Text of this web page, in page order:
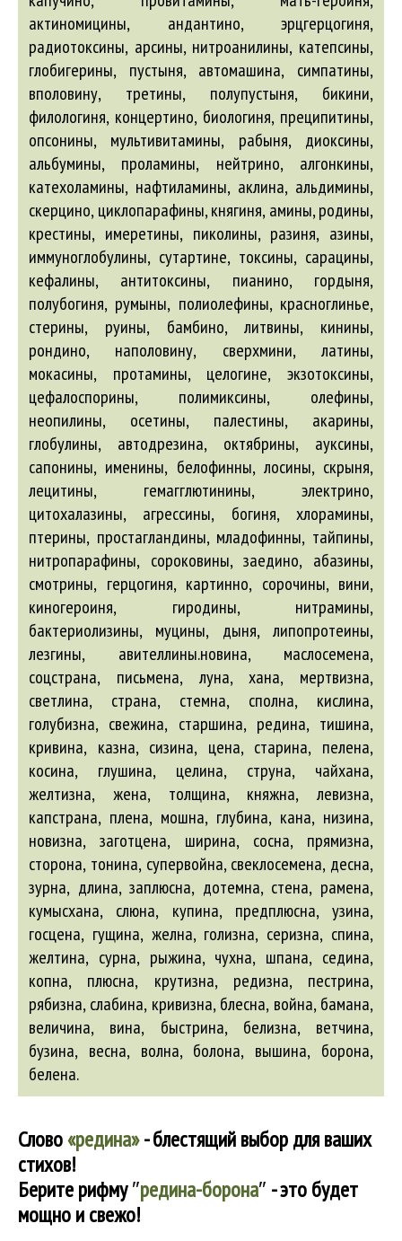
актиномицины, андантино, эрцгерцогиня,
радиотоксины, арсины, нитроанилины, катепсины,
глобигерины, пустыня, автомашина, симпатины,
вполовину, третины, полупустыня, бикини,
филологиня, концертино, биологиня, преципитины,
опсонины, мультивитамины, рабыня, диоксины,
альбумины, проламины, нейтрино, алгонкины,
катехоламины, нафтиламины, аклина, альдимины,
скерцино, циклопарафины, княгиня,амины, родины,
крестины, имеретины, пиколины, разиня, азины,
иммуноглобулины, сутартине, токсины, сарацины,
кефалины, антитоксины, пианино, гордыня,
полубогиня, румыны, полиолефины, красноглинье,
стерины, руины, бамбино, литвины, кинины,
рондино, наполовину, сверхмини, латины,
мокасины, протамины, целогине, экзотоксины,
цефалоспорины, полимиксины, олефины,
неопилины, осетины, палестины, акарины,
глобулины, автодрезина, октябрины, ауксины,
сапонины, именины, белофинны, лосины, скрыня,
лецитины, гемагглютинины, электрино,
цитохалазины, агрессины, богиня, хлорамины,
птерины, простагландины, младофинны, тайпины,
нитропарафины, сороковины, заедино, абазины,
смотрины, герцогиня, картинно, сорочины, вини,
киногероиня, гиродины, нитрамины,
бактериолизины, муцины, дыня, липопротеины,
лезгины, авителлины.новина, маслосемена,
соцстрана, письмена, луна, хана, мертвизна,
светлина, страна, стемна, сполна, кислина,
голубизна, свежина, старшина, редина, тишина,
кривина, казна, сизина, цена, старина, пелена,
косина, глушина, целина, струна, чайхана,
желтизна, жена, толщина, княжна, левизна,
капстрана, плена, мошна, глубина, кана, низина,
новизна, заготцена, ширина, сосна, прямизна,
сторона, тонина, супервойна, свеклосемена, десна,
зурна, длина, заплюсна, дотемна, стена, рамена,
кумысхана, слюна, купина, предплюсна, узина,
госцена, гущина, желна, голизна, серизна, спина,
желтина, сурна, рыжина, чухна, шпана, седина,
копна, плюсна, крутизна, редизна, пестрина,
рябизна, слабина, кривизна,блесна, война,бамана,
величина, вина, быстрина, белизна, ветчина,
бузина, весна, волна, болона, вышина, борона,
белена.
Слово«редина»- блестящий выбор для ваших
стихов!
Берите рифму″редина-борона″ - это будет
мощно и свежо!